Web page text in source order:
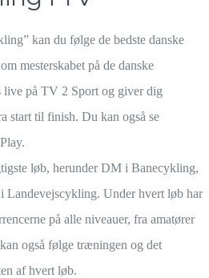
kan du følge de bedste danske
mesterskabet på de danske
live på TV 2 Sport og giver dig
start til finish. Du kan også se
løb, herunder DM i Banecykling,
Under hvert løb har
på alle niveauer, fra amatører
også følge træningen og det
af hvert løb.